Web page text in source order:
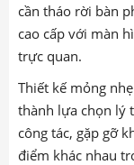
cần tháo rời bàn
cao cấp với màn
trực quan.
Thiết kế mỏng
thành lựa chọn lý
công tác, gặp gỡ
điểm khác nhau